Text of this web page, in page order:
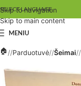
Skip to navigation
Skip to main content
SELECT LANGUAGE
MENIU
/ Parduotuvė/ Šeimai/